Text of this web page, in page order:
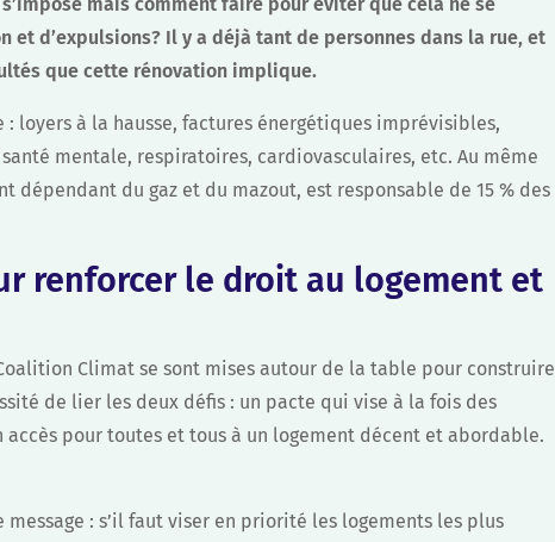
d’expulsions? Il y a déjà tant de personnes dans la rue, et
que cette rénovation implique.
loyers à la hausse, factures énergétiques imprévisibles,
mentale, respiratoires, cardiovasculaires, etc. Au même
du gaz et du mazout, est responsable de 15 % des
renforcer le droit au logement et
Climat se sont mises autour de la table pour construire
de lier les deux défis : un pacte qui vise à la fois des
pour toutes et tous à un logement décent et abordable.
: s’il faut viser en priorité les logements les plus